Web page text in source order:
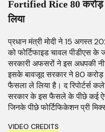
Fortified Rice 80 करोड़
लिया
प्रधान मंत्री मोदी ने 15 अगस्त
को फोर्टिफाइड चावल पीडीएस के
सरकारी अफसरों ने इस अधपकी
इसके बावजूद सरकार ने 80 करोड़
फैसला ले लिया है। द रिपोर्टर्स
सरकार के इस फैसले के पीछे कई
जिनके पीछे फोर्टिफिकेशन प्री
VIDEO CREDITS